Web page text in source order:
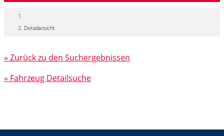
Detailansicht
» Zurück zu den Suchergebnissen
» Fahrzeug Detailsuche